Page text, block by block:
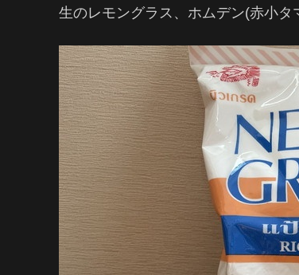
生のレモングラス、ホムデン(赤小タ